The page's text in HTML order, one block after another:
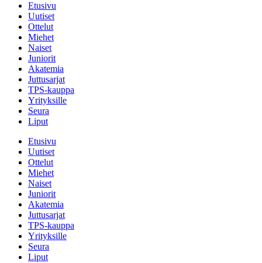
Etusivu
Uutiset
Ottelut
Miehet
Naiset
Juniorit
Akatemia
Juttusarjat
TPS-kauppa
Yrityksille
Seura
Liput
Etusivu
Uutiset
Ottelut
Miehet
Naiset
Juniorit
Akatemia
Juttusarjat
TPS-kauppa
Yrityksille
Seura
Liput